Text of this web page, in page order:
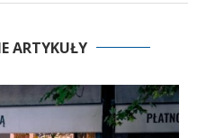
ARTYKUŁY